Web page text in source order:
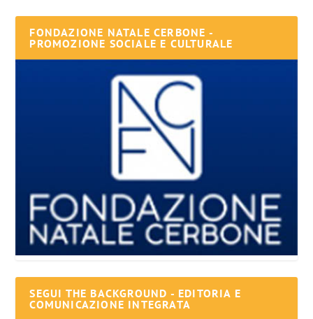
FONDAZIONE NATALE CERBONE -
PROMOZIONE SOCIALE E CULTURALE
SEGUI THE BACKGROUND - EDITORIA E
COMUNICAZIONE INTEGRATA